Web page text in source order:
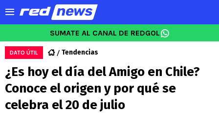
SUMATE AL CANAL DE REDGOL
DATO ÚTIL Tendencias
¿Es hoy el día del Amigo en Chile?
Conoce el origen y por qué se
celebra el 20 de julio